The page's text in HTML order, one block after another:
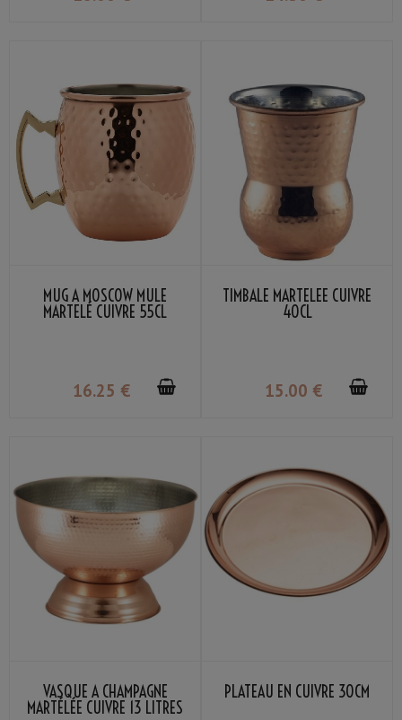
MUG À MOSCOW MULE
MARTELÉ CUIVRE 55CL
16.25 €
TIMBALE MARTELÉE CUIVRE
40CL
15.00 €
VASQUE À CHAMPAGNE
MARTÉLÉE CUIVRE 13 LITRES
PLATEAU EN CUIVRE 30CM